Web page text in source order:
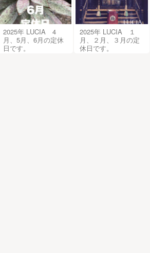
2025年 LUCIA 4
月、5月、6月の定休
日です。
2025年 LUCIA １
月、２月、３月の定
休日です。